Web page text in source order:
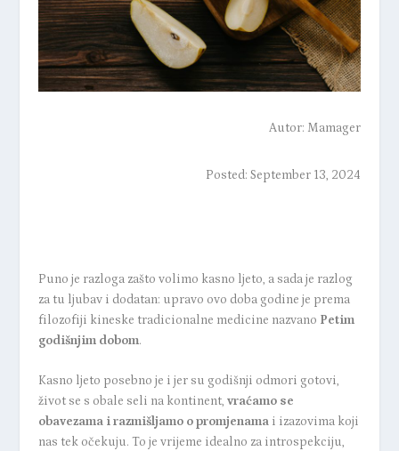
Autor: Mamager
Posted: September 13, 2024
Puno je razloga zašto volimo kasno ljeto, a sada je razlog
za tu ljubav i dodatan: upravo ovo doba godine je prema
filozofiji kineske tradicionalne medicine nazvano Petim
godišnjim dobom.
Kasno ljeto posebno je i jer su godišnji odmori gotovi,
život se s obale seli na kontinent, vraćamo se
obavezama i razmišljamo o promjenamai izazovima koji
nas tek očekuju. To je vrijeme idealno za introspekciju,